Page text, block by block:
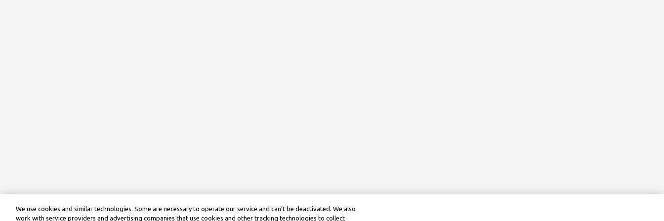
We use cookies and similar technologies. Some are necessary to operate our service and can’t be deactivated. We also
work with service providers and advertising companies that use cookies and other tracking technologies to collect